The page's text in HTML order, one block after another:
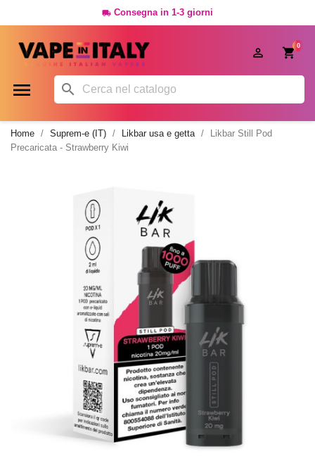
 Consegna in 1-3 giorni
0

 
Home Suprem-e (IT) Likbar usa e getta
Likbar Still Pod
Precaricata - Strawberry Kiwi